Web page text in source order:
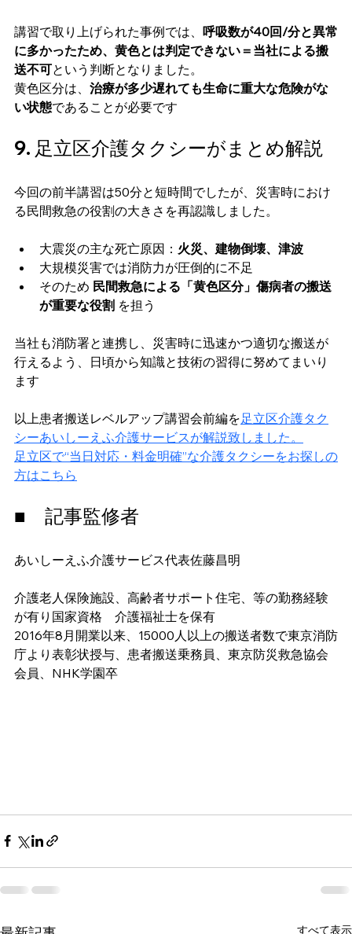
講習で取り上げられた事例では、 呼吸数が40回/分と異常
に多かったため、黄色とは判定できない＝当社による搬
送不可という判断となりました。
黄色区分は、 治療が多少遅れても生命に重大な危険がな
い状態であることが必要です
9. 足立区介護タクシーがまとめ解説
今回の前半講習は50分と短時間でしたが、災害時におけ
る民間救急の役割の大きさを再認識しました。
大震災の主な死亡原因： 火災、建物倒壊、津波
大規模災害では消防力が圧倒的に不足
そのため 民間救急による「黄色区分」傷病者の搬送
が重要な役割 を担う
当社も消防署と連携し、災害時に迅速かつ適切な搬送が
行えるよう、日頃から知識と技術の習得に努めてまいり
ます
以上患者搬送レベルアップ講習会前編を足立区介護タク
シーあいしーえふ介護サービスが解説致しました。
足立区で“当日対応・料金明確”な介護タクシーをお探しの
方はこちら
■　記事監修者
あいしーえふ介護サービス代表佐藤昌明
介護老人保険施設、高齢者サポート住宅、等の勤務経験
が有り国家資格　介護福祉士を保有
2016年8月開業以来、15000人以上の搬送者数で東京消防
庁より表彰状授与、患者搬送乗務員、東京防災救急協会
会員、NHK学園卒
すべて表示